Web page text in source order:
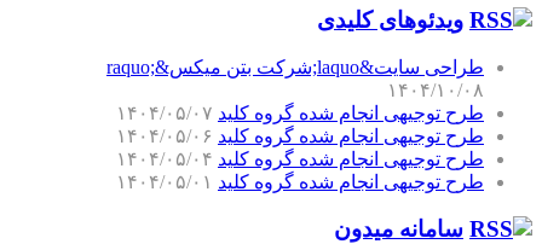
ویدئوهای کلیدی
طراحی سایت&laquo;شرکت بتن میکس&raquo;
۱۴۰۴/۱۰/۰۸
طرح توجیهی انجام شده گروه کلید ۱۴۰۴/۰۵/۰۷
طرح توجیهی انجام شده گروه کلید ۱۴۰۴/۰۵/۰۶
طرح توجیهی انجام شده گروه کلید ۱۴۰۴/۰۵/۰۴
طرح توجیهی انجام شده گروه کلید ۱۴۰۴/۰۵/۰۱
سامانه میدون